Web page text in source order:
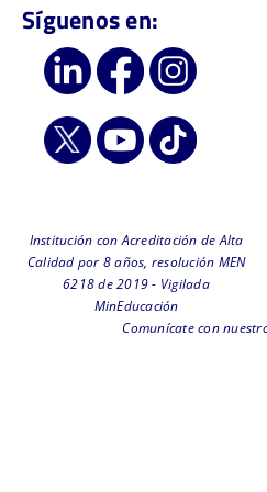
Síguenos en:
Institución con Acreditación de Alta
Calidad por 8 años, resolución MEN
6218 de 2019 - Vigilada
MinEducación
Comunícate con